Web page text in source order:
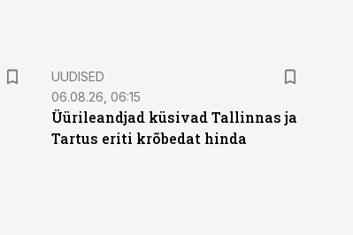
UUDISED
06.08.26, 06:15
Üürileandjad küsivad Tallinnas ja
Tartus eriti krõbedat hinda